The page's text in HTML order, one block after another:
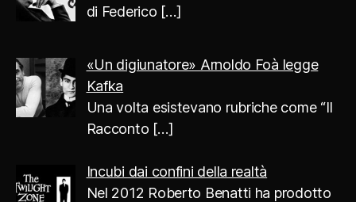
di Federico […]
«Un digiunatore» Arnoldo Foà legge
Kafka
Una volta esistevano rubriche come “Il
Racconto […]
Incubi dai confini della realtà
Nel 2012 Roberto Benatti ha prodotto